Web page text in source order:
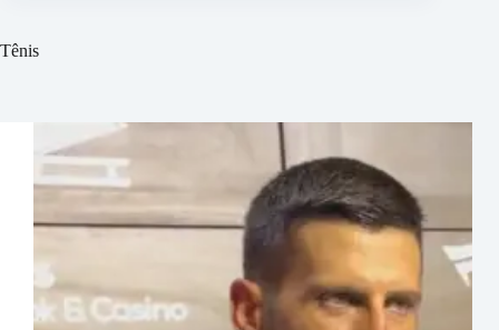
Tênis